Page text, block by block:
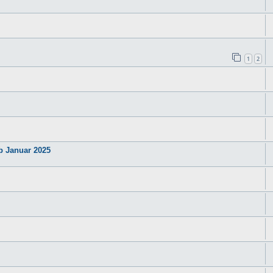
1 2
Januar 2025